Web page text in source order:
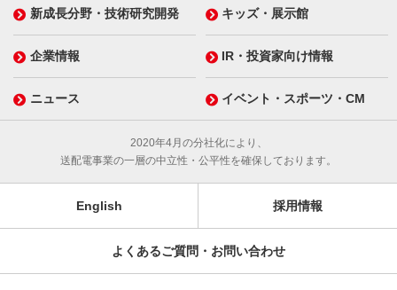
新成長分野・技術研究開発 キッズ・展示館
企業情報 IR・投資家向け情報
ニュース イベント・スポーツ・CM
2020年4月の分社化により、
送配電事業の一層の中立性・公平性を確保しております。
English 採用情報
よくあるご質問・お問い合わせ